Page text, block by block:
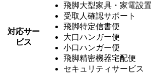
対応サー
ビス
飛脚大型家具・家電設
受取人確認サポート
飛脚特定信書便
大口ハンガー便
小口ハンガー便
飛脚精密機器宅配便
セキュリティサービス